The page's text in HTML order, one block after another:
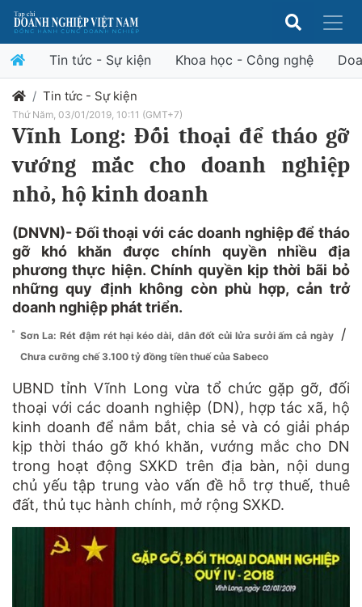
Tin tức - Sự kiện Khoa học - Công nghệ
Tin tức - Sự kiện
Thứ Năm, 03/01/2019, 10:11 (GMT+7)
Vĩnh Long: Đối thoại để tháo gỡ
vướng mắc cho doanh nghiệp
nhỏ, hộ kinh doanh
(DNVN)- Đối thoại với các doanh nghiệp để tháo
gỡ khó khăn được chính quyền nhiều địa
phương thực hiện. Chính quyền kịp thời bãi bỏ
những quy định không còn phù hợp, cản trở
doanh nghiệp phát triển.
Sơn La: Rét đậm rét hại kéo dài, dân đốt củi lửa sưởi ấm cả ngày /
Chưa cưỡng chế 3.100 tỷ đồng tiền thuế của Sabeco
UBND tỉnh Vĩnh Long vừa tổ chức gặp gỡ, đối
thoại với các doanh nghiệp (DN), hợp tác xã, hộ
kinh doanh để nắm bắt, chia sẻ và có giải pháp
kịp thời tháo gỡ khó khăn, vướng mắc cho DN
trong hoạt động SXKD trên địa bàn, nội dung
chủ yếu tập trung vào vấn đề hỗ trợ thuế, thuê
đất, thủ tục hành chính, mở rộng SXKD.